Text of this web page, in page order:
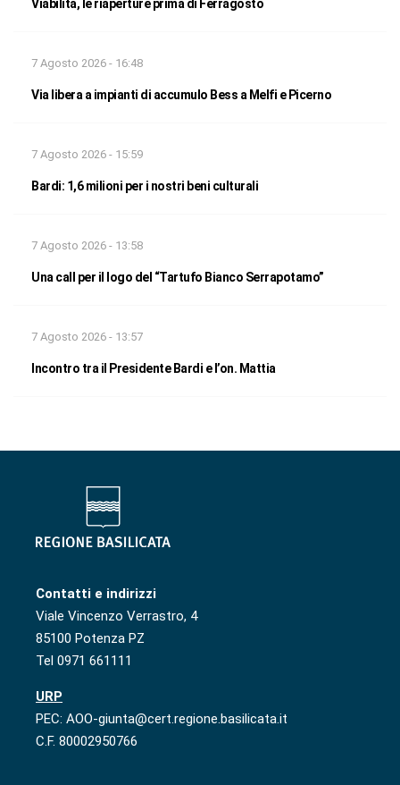
Viabilità, le riaperture prima di Ferragosto
7 Agosto 2026 - 16:48
Via libera a impianti di accumulo Bess a Melfi e Picerno
7 Agosto 2026 - 15:59
Bardi: 1,6 milioni per i nostri beni culturali
7 Agosto 2026 - 13:58
Una call per il logo del “Tartufo Bianco Serrapotamo”
7 Agosto 2026 - 13:57
Incontro tra il Presidente Bardi e l’on. Mattia
Contatti e indirizzi
Viale Vincenzo Verrastro, 4
85100 Potenza PZ
Tel 0971 661111
URP
PEC: AOO-giunta@cert.regione.basilicata.it
C.F. 80002950766